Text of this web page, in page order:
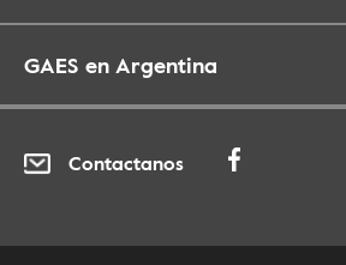
GAES en Argentina
Contactanos